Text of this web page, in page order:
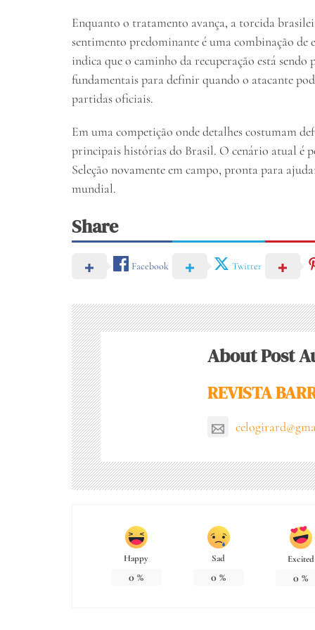
Enquanto o tratamento avança, a torcida
sentimento predominante é uma combinação de
indica que o caminho da recuperação está
fundamentais para definir quando o atacante
partidas oficiais.
Em uma competição onde detalhes costumam
principais histórias do Brasil. O cenário atual é
Seleção novamente em campo, pronta para
mundial.
Share
Facebook Twitter
About Post
REVISTA
Happy
0 %
Sad
0 %
Excited
0 %